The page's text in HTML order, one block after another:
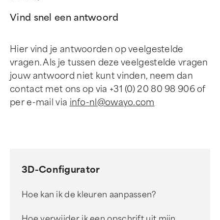
Vind snel een antwoord
Hier vind je antwoorden op veelgestelde
vragen. Als je tussen deze veelgestelde vragen
jouw antwoord niet kunt vinden, neem dan
contact met ons op via +31 (0) 20 80 98 906 of
per e-mail via info-nl@owayo.com
3D-Configurator
Hoe kan ik de kleuren aanpassen?